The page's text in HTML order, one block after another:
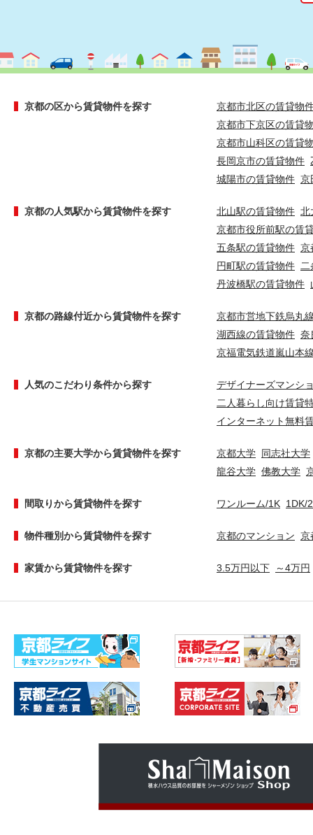
京都の区から賃貸物件を探す
京都市北区の賃貸物
京都市下京区の賃貸
京都市山科区の賃貸
長岡京市の賃貸物件
城陽市の賃貸物件 京
京都の人気駅から賃貸物件を探す 北山駅の賃貸物件 北
京都市役所前駅の賃
五条駅の賃貸物件 京
円町駅の賃貸物件 二
丹波橋駅の賃貸物件
京都の路線付近から賃貸物件を探す
京都市営地下鉄烏丸
湖西線の賃貸物件 奈
京福電気鉄道嵐山本
人気のこだわり条件から探す
デザイナーズマンシ
二人暮らし向け賃貸
インターネット無料
京都の主要大学から賃貸物件を探す 京都大学 同志社大学
龍谷大学 佛教大学
間取りから賃貸物件を探す ワンルーム/1K 1DK/
物件種別から賃貸物件を探す 京都のマンション 京
家賃から賃貸物件を探す 3.5万円以下 ～4万円